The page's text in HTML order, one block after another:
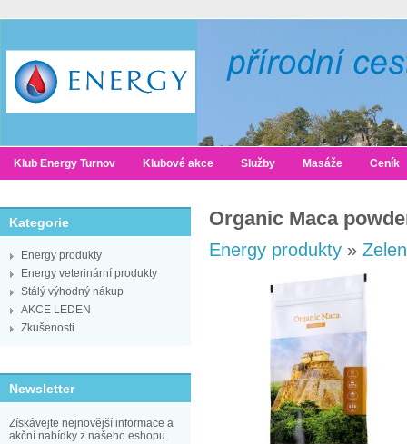
Klub Energy Turnov Klubové akce Služby Masáže Ceník
Kategorie
Energy produkty
Energy veterinární produkty
Stálý výhodný nákup
AKCE LEDEN
Zkušenosti
Newsletter
Získávejte nejnovější informace a
akční nabídky z našeho eshopu.
Organic Maca
Energy produkty »